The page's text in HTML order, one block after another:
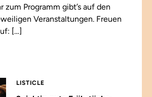
zum Programm gibt’s auf den
Veranstaltungen. Freuen
[…]
LISTICLE